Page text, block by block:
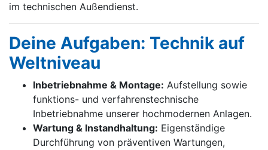
im technischen Außendienst.
Deine Aufgaben: Technik auf
Weltniveau
Inbetriebnahme & Montage: Aufstellung sowie
funktions- und verfahrenstechnische
Inbetriebnahme unserer hochmodernen Anlagen.
Wartung & Instandhaltung: Eigenständige
Durchführung von präventiven Wartungen,